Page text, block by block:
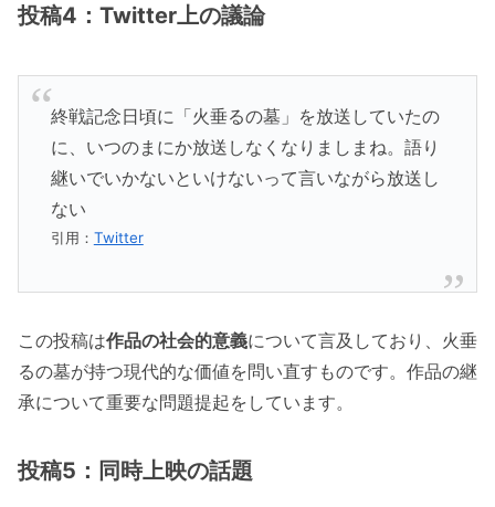
投稿4：Twitter上の議論
終戦記念日頃に「火垂るの墓」を放送していたの
に、いつのまにか放送しなくなりましまね。語り
継いでいかないといけないって言いながら放送し
ない
引用： Twitter
この投稿は作品の社会的意義について言及しており、火垂
るの墓が持つ現代的な価値を問い直すものです。作品の継
承について重要な問題提起をしています。
投稿5：同時上映の話題